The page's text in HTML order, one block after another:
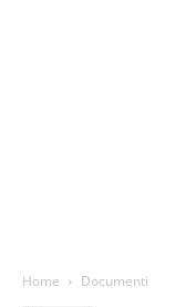
Home Documenti